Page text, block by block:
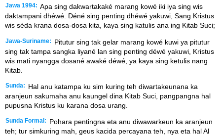
Jawa 1994: Apa sing dakwartakaké marang kowé iki iya sing wis
daktampani dhéwé. Déné sing penting dhéwé yakuwi, Sang Kristus
wis séda krana dosa-dosa kita, kaya sing katulis ana ing Kitab Suci;
Jawa-Suriname:
Pitutur sing tak gelar marang kowé kuwi ya pitutur
sing tak tampa sangka liyané lan sing penting déwé yakuwi, Kristus
wis mati nyangga dosané awaké déwé, ya kaya sing ketulis nang
Kitab.
Sunda:
Hal anu katampa ku sim kuring teh diwartakeunana ka
aranjeun sakumaha anu kaungel dina Kitab Suci, pangpangna hal
pupusna Kristus ku karana dosa urang.
Sunda Formal:
Pohara pentingna eta anu diwawarkeun ka aranjeun
teh; tur simkuring mah, geus kacida percayana teh, nya eta hal Al